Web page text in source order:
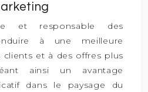
et responsable des
à une meilleure
et à des offres plus
ainsi un avantage
dans le paysage du